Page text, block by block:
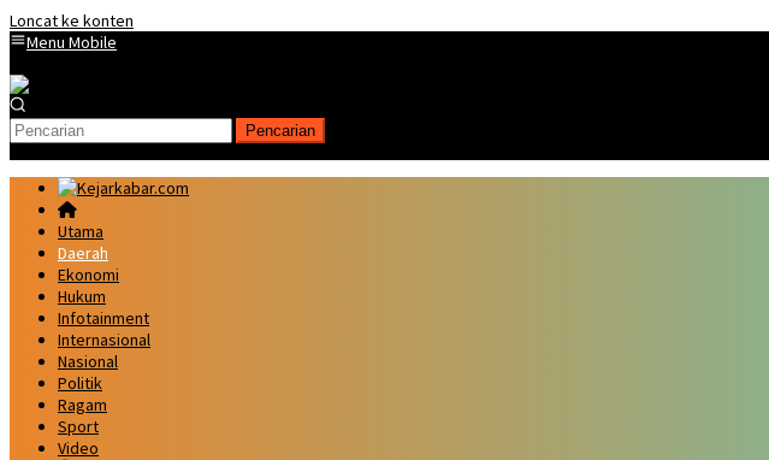
Loncat ke konten
Menu Mobile
Pencarian
Utama
Daerah
Ekonomi
Hukum
Infotainment
Internasional
Nasional
Politik
Ragam
Sport
Video